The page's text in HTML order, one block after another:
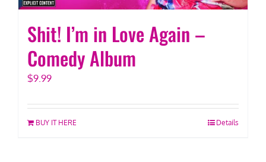
Shit! I’m in Love Again –
Comedy Album
$9.99
BUY IT HERE Details